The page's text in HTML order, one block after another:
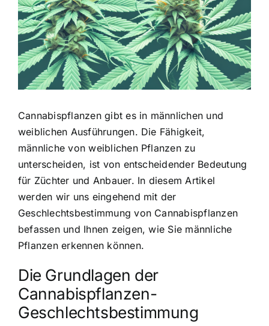
Cannabispflanzen gibt es in männlichen und
weiblichen Ausführungen. Die Fähigkeit,
männliche von weiblichen Pflanzen zu
unterscheiden, ist von entscheidender Bedeutung
für Züchter und Anbauer. In diesem Artikel
werden wir uns eingehend mit der
Geschlechtsbestimmung von Cannabispflanzen
befassen und Ihnen zeigen, wie Sie männliche
Pflanzen erkennen können.
Die Grundlagen der
Cannabispflanzen-
Geschlechtsbestimmung